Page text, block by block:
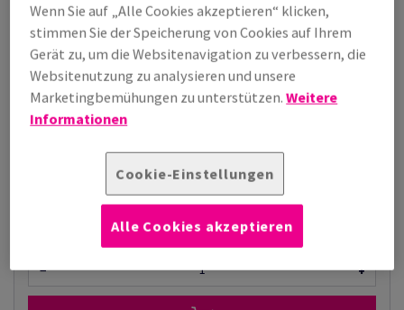
Weitere Produktinformationen
Produkt weiterempfehlen
Listenpreis
€ 157,31 20,01% Rabatt
möglich ab
€ 125,84
pro 1 000 Bogen
Verpackungseinheiten
− +
Wenn Sie auf „Alle Cookies akzeptieren“ klicken,
stimmen Sie der Speicherung von Cookies auf Ihrem
Gerät zu, um die Websitenavigation zu verbessern, die
Websitenutzung zu analysieren und unsere
Marketingbemühungen zu unterstützen.Weitere
Informationen
Cookie-Einstellungen
Alle Cookies akzeptieren